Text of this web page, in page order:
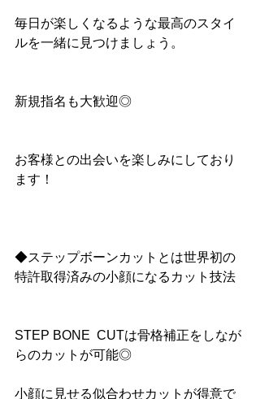
毎日が楽しくなるような最高のスタイ
ルを一緒に見つけましょう。
新規指名も大歓迎◎
お客様との出会いを楽しみにしており
ます！
◆ステップボーンカットとは世界初の
特許取得済みの小顔になるカット技法
STEP BONE  CUTは骨格補正をしなが
らのカットが可能◎
小顔に見せる似合わせカットが得意で